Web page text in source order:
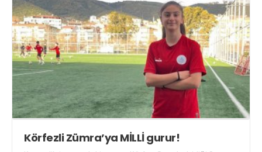
Körfezli Zümra’ya MİLLİ gurur!